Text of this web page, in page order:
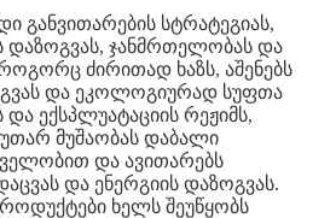
განვითარების სტრატეგიას,
დაზოგვას, ჯანმრთელობას და
ძირითად ხაზს, აშენებს
და ეკოლოგიურად სუფთა
და ექსპლუატაციის რეჟიმს,
მუშაობას დაბალი
და ავითარებს
და ენერგიის დაზოგვას.
ხელს შეუწყობს